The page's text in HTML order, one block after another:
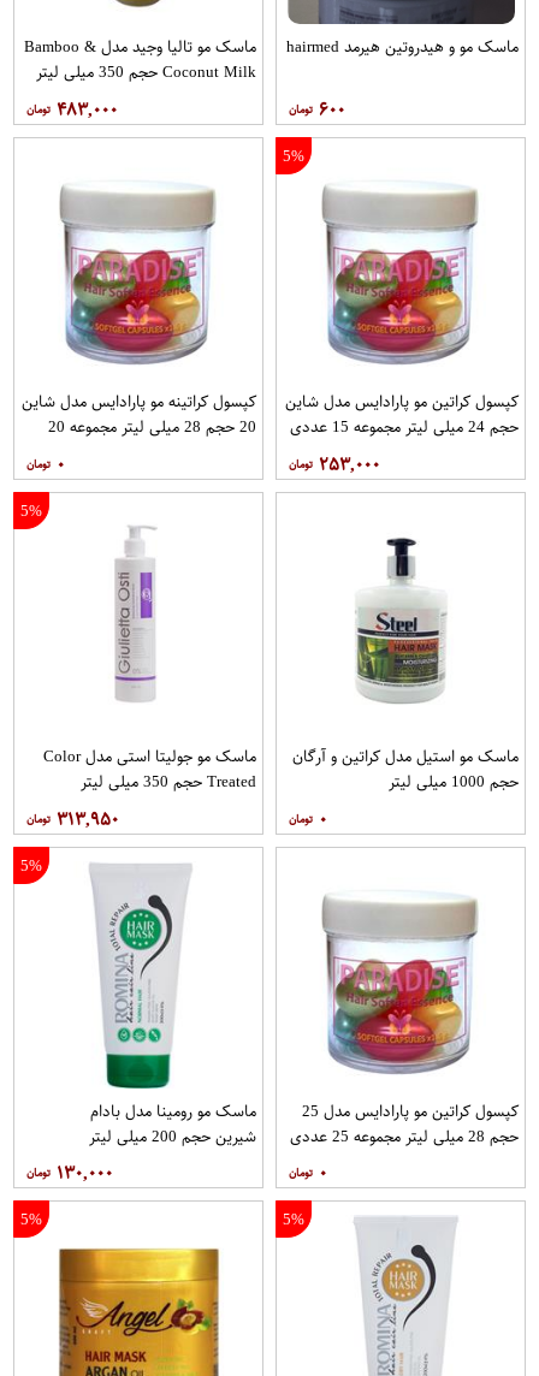
ماسک مو و هیدروتین هیرمد hairmed
۶۰۰
ماسک مو تالیا وجید مدل Bamboo &
Coconut Milk حجم 350 میلی لیتر
۴۸۳,۰۰۰
5%
کپسول کراتین مو پارادایس مدل شاین
حجم 24 میلی لیتر مجموعه 15 عددی
۲۵۳,۰۰۰
کپسول کراتینه مو پارادایس مدل شاین
20 حجم 28 میلی لیتر مجموعه 20
۰
ماسک مو استیل مدل کراتین و آرگان
حجم 1000 میلی لیتر
۰
5%
ماسک مو جولیتا استی مدل Color
Treated حجم 350 میلی لیتر
۳۱۳,۹۵۰
کپسول کراتین مو پارادایس مدل 25
حجم 28 میلی لیتر مجموعه 25 عددی
۰
5%
ماسک مو رومینا مدل بادام
شیرین حجم 200 میلی لیتر
۱۳۰,۰۰۰
5%
5%